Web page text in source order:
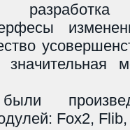
были
Fox2,